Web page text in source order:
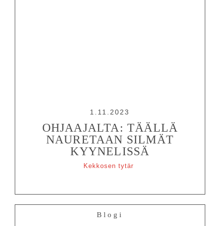
1.11.2023
OHJAAJALTA: TÄÄLLÄ
NAURETAAN SILMÄT
KYYNELISSÄ
Kekkosen tytär
Blogi